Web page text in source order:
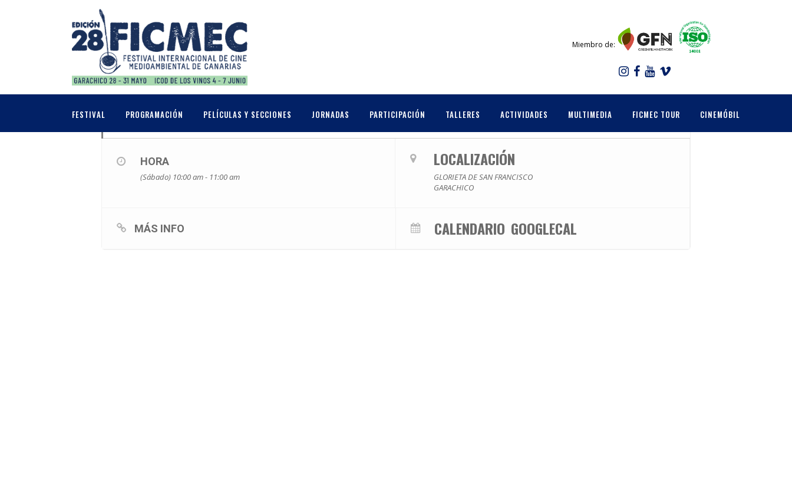
Miembro de:
FESTIVAL PROGRAMACIÓN PELÍCULAS Y SECCIONES JORNADAS PARTICIPACIÓN TALLERES ACTIVIDADES MULTIMEDIA FICMEC TOUR CINEMÓBIL
MAYO, 2026
HORA
(Sábado) 10:00 am - 11:00 am
LOCALIZACIÓN
GLORIETA DE SAN FRANCISCO
GARACHICO
MÁS INFO CALENDARIO GOOGLECAL